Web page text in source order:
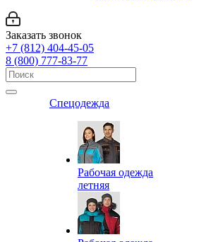
Заказать звонок
+7 (812) 404-45-05
8 (800) 777-83-77
Спецодежда
Рабочая одежда
летняя